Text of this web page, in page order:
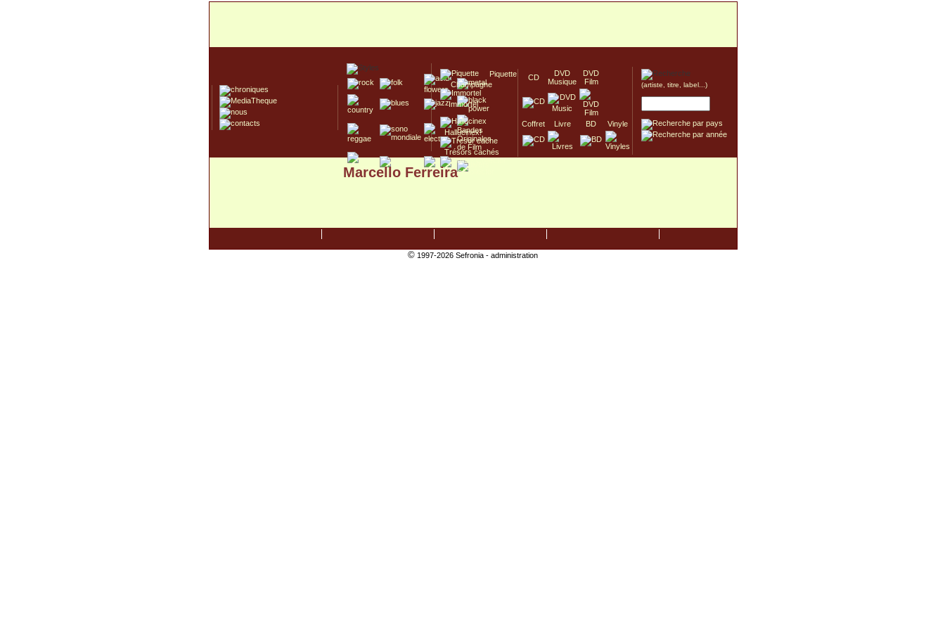
Piquette
Champagne
Immortel
Hallucinex!
Trésors cachés
Culte/Collector
CD
DVD
Musique
DVD
Film
Coffret Livre BD Vinyle
(artiste, titre, label...)
Marcello Ferreira
©1997-2026 Sefronia - administration